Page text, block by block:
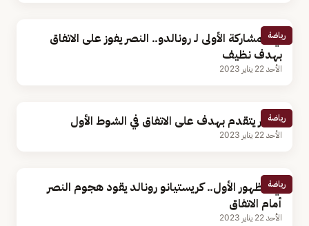
رياضة
في المشاركة الأولى لـ رونالدو.. النصر يفوز على الاتفاق
بهدف نظيف
الأحد 22 يناير 2023
رياضة
النصر يتقدم بهدف على الاتفاق في الشوط الأول
الأحد 22 يناير 2023
رياضة
في الظهور الأول.. كريستيانو رونالد يقود هجوم النصر
أمام الاتفاق
الأحد 22 يناير 2023